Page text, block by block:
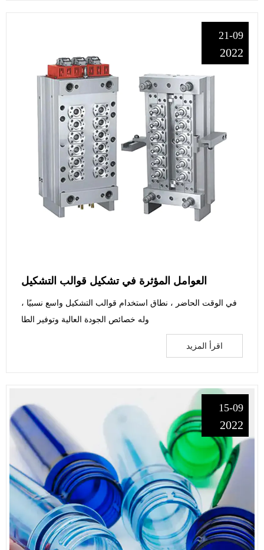
21-09
2022
العوامل المؤثرة في تشكيل قوالب التشكيل
في الوقت الحاضر ، نطاق استخدام قوالب التشكيل واسع نسبيًا ،
وله خصائص الجودة العالية وتوفير الطا
اقرأ المزيد
15-09
2022